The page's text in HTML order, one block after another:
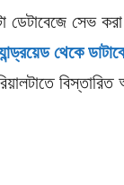
সেভ
থেকে